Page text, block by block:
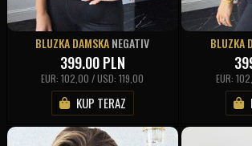
BLUZKA DAMSKANEGATIV
399.00PLN
EUR: 102,00 / USD: 119,00
KUP TERAZ
BLUZKA
EUR: